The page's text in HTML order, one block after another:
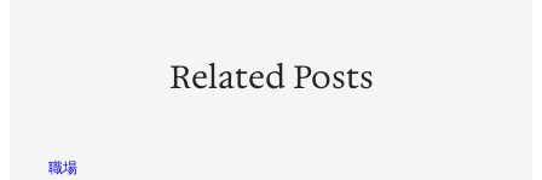
Related Posts
職場